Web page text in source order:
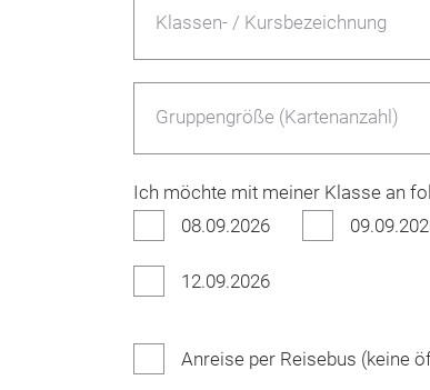
Klassen- / Kursbezeichnung
Gruppengröße (Kartenanzahl)
Ich möchte mit meiner Klasse an
08.09.2026
12.09.2026
Anreise per Reisebus (keine